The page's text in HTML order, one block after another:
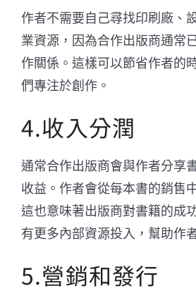
作者不需要自己尋找印刷廠、
業資源，因為合作出版商通常
作關係。這樣可以節省作者的
們專注於創作。
4.收入分潤
通常合作出版商會與作者分享
收益。作者會從每本書的銷售
這也意味著出版商對書籍的成
有更多內部資源投入，幫助作
5.營銷和發行